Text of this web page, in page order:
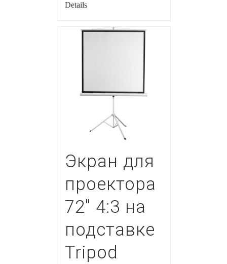
Details
Экран для
проектора
72″ 4:3 на
подставке
Tripod